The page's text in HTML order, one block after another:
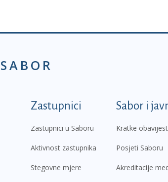
izbornik
Zastupnici
Zastupnici u Saboru
Aktivnost zastupnika
Stegovne mjere
Sabor i
Kratke
Posjeti Saboru
Akreditacije